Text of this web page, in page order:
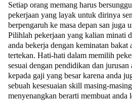
Setiap orang memang harus
pekerjaan yang layak untuk dirinya
berpengaruh ke masa depan san juga
Pilihlah pekerjaan yang kalian minati
anda bekerja dengan keminatan bakat
tertekan. Hati-hati dalam memilih
sesuai dengan pendidikan dan jurusan
kepada gaji yang besar karena anda
sebuah kesesuaian skill masing-
menyenangkan berarti membuat anda